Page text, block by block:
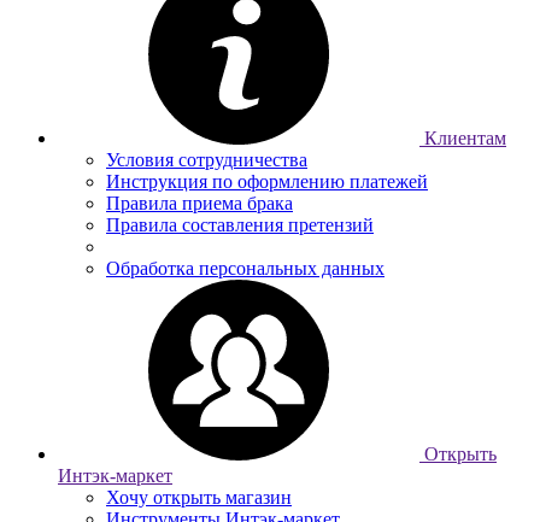
Клиентам
Условия сотрудничества
Инструкция по оформлению платежей
Правила приема брака
Правила составления претензий
Обработка персональных данных
Открыть
Интэк-маркет
Хочу открыть магазин